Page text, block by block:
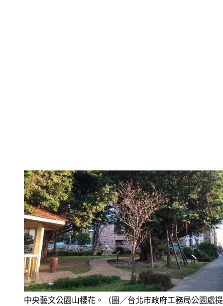
中央藝文公園山櫻花。（圖／台北市政府工務局公園處